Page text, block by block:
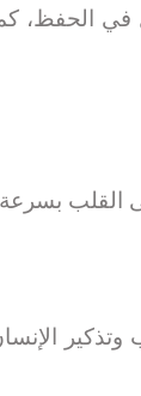
في الحفظ،
القلب بسرعة